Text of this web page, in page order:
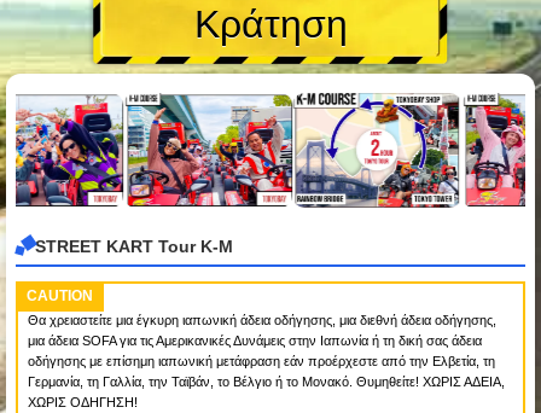
Κράτηση
STREET KART Tour K-M
CAUTION
Θα χρειαστείτε μια έγκυρη ιαπωνική άδεια οδήγησης, μια διεθνή άδεια οδήγησης,
μια άδεια SOFA για τις Αμερικανικές Δυνάμεις στην Ιαπωνία ή τη δική σας άδεια
οδήγησης με επίσημη ιαπωνική μετάφραση εάν προέρχεστε από την Ελβετία, τη
Γερμανία, τη Γαλλία, την Ταϊβάν, το Βέλγιο ή το Μονακό. Θυμηθείτε! ΧΩΡΙΣ ΑΔΕΙΑ,
ΧΩΡΙΣ ΟΔΗΓΗΣΗ!